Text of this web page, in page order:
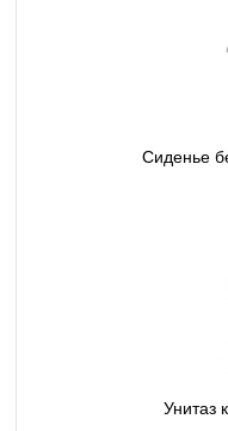
Сиденье
Унитаз